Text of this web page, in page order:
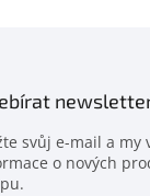
svůj e-mail a my
o nových